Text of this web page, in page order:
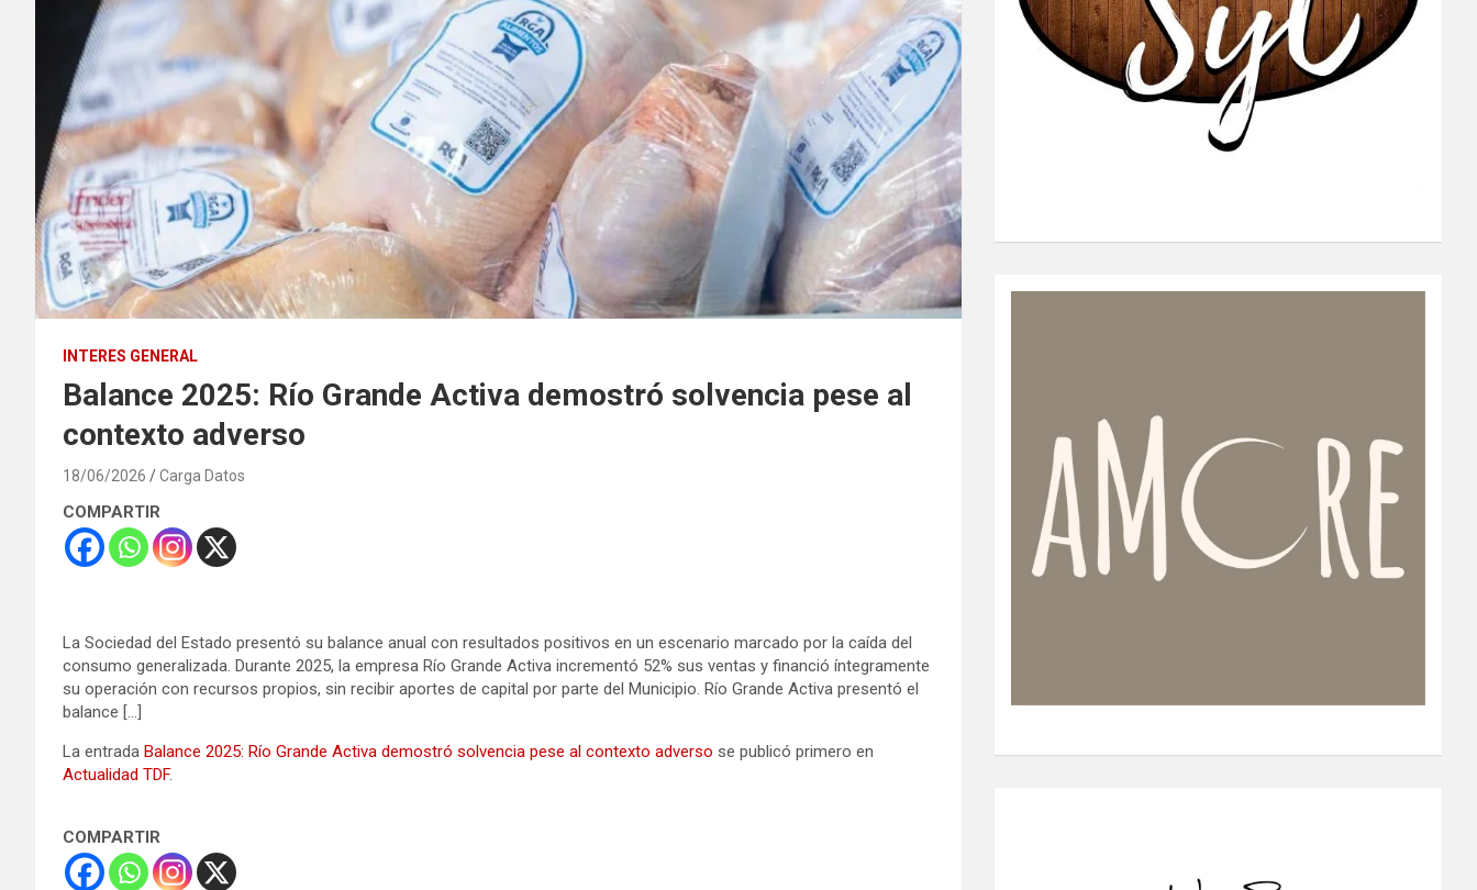
INTERES GENERAL
Balance 2025: Río Grande Activa demostró solvencia pese al
contexto adverso
18/06/2026 Carga Datos
COMPARTIR
La Sociedad del Estado presentó su balance anual con resultados positivos en un escenario marcado por la caída del
consumo generalizada. Durante 2025, la empresa Río Grande Activa incrementó 52% sus ventas y financió íntegramente
su operación con recursos propios, sin recibir aportes de capital por parte del Municipio. Río Grande Activa presentó el
balance […]
La entrada Balance 2025: Río Grande Activa demostró solvencia pese al contexto adverso se publicó primero en
Actualidad TDF.
COMPARTIR